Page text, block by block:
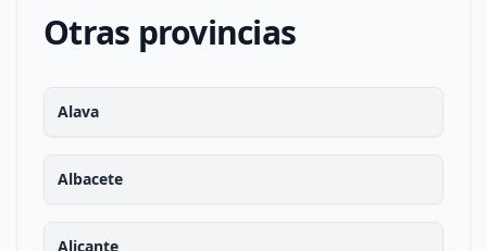
Otras provincias
Alava
Albacete
Alicante